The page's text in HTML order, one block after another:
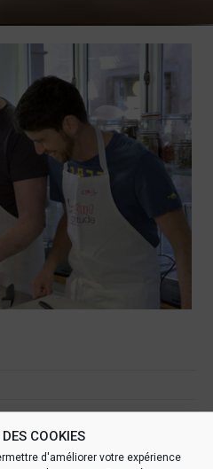
COOKIES
d'améliorer votre expérience
culinaire originale !